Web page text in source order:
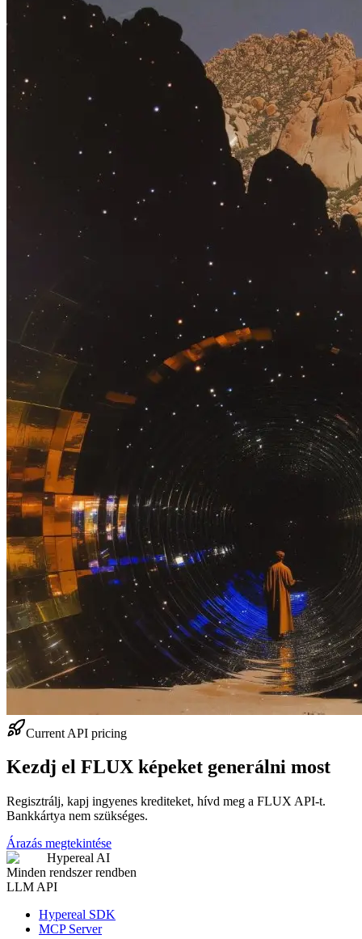
Current API pricing
Kezdj el FLUX képeket generálni most
Regisztrálj, kapj ingyenes krediteket, hívd meg a FLUX API-t.
Bankkártya nem szükséges.
Árazás megtekintése
Hypereal AI
Minden rendszer rendben
LLM API
Hypereal SDK
MCP Server